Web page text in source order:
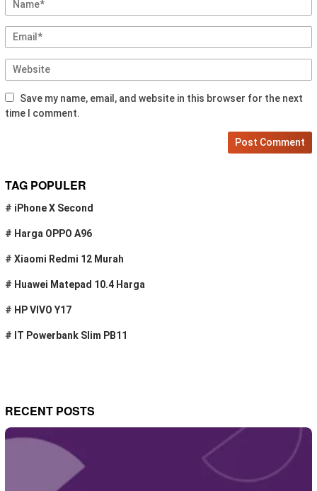
Save my name, email, and website in this browser for the next
time I comment.
TAG POPULER
# iPhone X Second
# Harga OPPO A96
# Xiaomi Redmi 12 Murah
# Huawei Matepad 10.4 Harga
# HP VIVO Y17
# IT Powerbank Slim PB11
RECENT POSTS